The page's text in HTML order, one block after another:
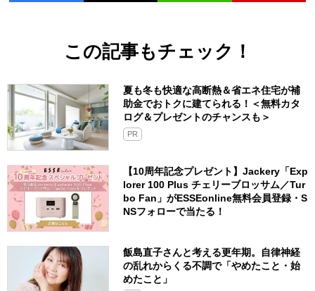
この記事もチェック！
夏も冬も快適な高断熱＆省エネ住宅が補
助金でおトクに建てられる！＜無料カタ
ログ＆プレゼントのチャンスも＞
PR
【10周年記念プレゼント】Jackery「Exp
lorer 100 Plus チェリーブロッサム／Tur
bo Fan」がESSEonline無料会員登録・S
NSフォローで当たる！
飯島直子さんと考える更年期。自律神経
の乱れからくる不調で「やめたこと・始
めたこと」